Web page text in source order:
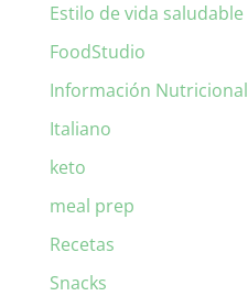
Estilo de vida saludable
FoodStudio
Información Nutricional
Italiano
keto
meal prep
Recetas
Snacks